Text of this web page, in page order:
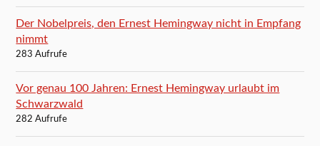
Der Nobelpreis, den Ernest Hemingway nicht in Empfang
nimmt
283 Aufrufe
Vor genau 100 Jahren: Ernest Hemingway urlaubt im
Schwarzwald
282 Aufrufe